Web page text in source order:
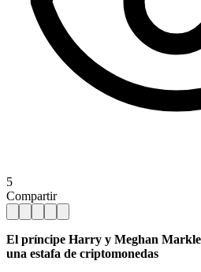
5
Compartir
El príncipe Harry y Meghan Markle
una estafa de criptomonedas